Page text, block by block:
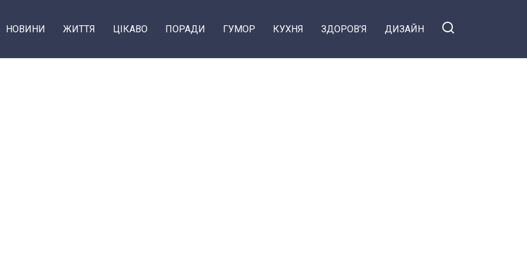
НОВИНИ ЖИТТЯ ЦІКАВО ПОРАДИ ГУМОР КУХНЯ ЗДОРОВ’Я ДИЗАЙН